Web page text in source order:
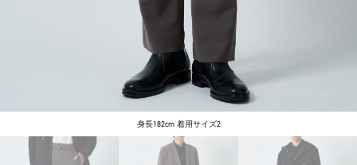
身長182cm 着用サイズ2